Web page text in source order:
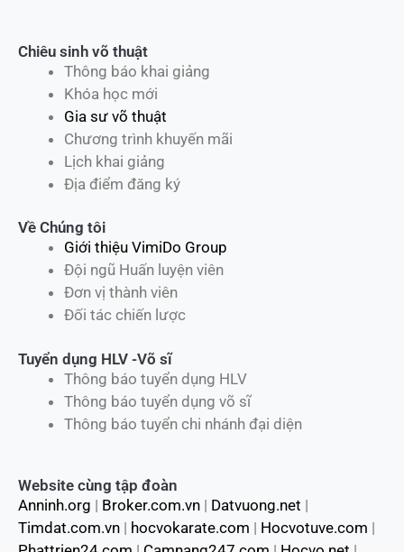
Chiêu sinh võ thuật
Thông báo khai giảng
Khóa học mới
Gia sư võ thuật
Chương trình khuyến mãi
Lịch khai giảng
Địa điểm đăng ký
Về Chúng tôi
Giới thiệu VimiDo Group
Đội ngũ Huấn luyện viên
Đơn vị thành viên
Đối tác chiến lược
Tuyển dụng HLV -Võ sĩ
Thông báo tuyển dụng HLV
Thông báo tuyển dụng võ sĩ
Thông báo tuyển chi nhánh đại diện
Website cùng tập đoàn
Anninh.org | Broker.com.vn | Datvuong.net |
Timdat.com.vn | hocvokarate.com | Hocvotuve.com |